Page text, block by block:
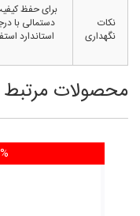
نکات
نگهداری
برای حفظ
دستمالی با
استاندارد
محصولات مرتبط